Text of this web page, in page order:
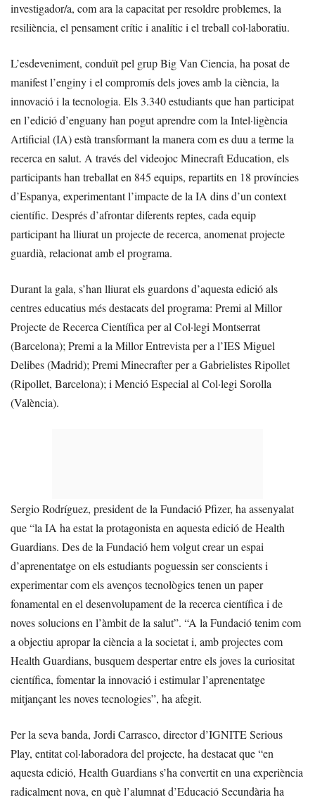
investigador/a, com ara la capacitat per resoldre problemes, la
resiliència, el pensament crític i analític i el treball col·laboratiu.
L’esdeveniment, conduït pel grup Big Van Ciencia, ha posat de
manifest l’enginy i el compromís dels joves amb la ciència, la
innovació i la tecnologia. Els 3.340 estudiants que han participat
en l’edició d’enguany han pogut aprendre com la Intel·ligència
Artificial (IA) està transformant la manera com es duu a terme la
recerca en salut. A través del videojoc Minecraft Education, els
participants han treballat en 845 equips, repartits en 18 províncies
d’Espanya, experimentant l’impacte de la IA dins d’un context
científic. Després d’afrontar diferents reptes, cada equip
participant ha lliurat un projecte de recerca, anomenat projecte
guardià, relacionat amb el programa.
Durant la gala, s’han lliurat els guardons d’aquesta edició als
centres educatius més destacats del programa: Premi al Millor
Projecte de Recerca Científica per al Col·legi Montserrat
(Barcelona); Premi a la Millor Entrevista per a l’IES Miguel
Delibes (Madrid); Premi Minecrafter per a Gabrielistes Ripollet
(Ripollet, Barcelona); i Menció Especial al Col·legi Sorolla
(València).
Sergio Rodríguez, president de la Fundació Pfizer, ha assenyalat
que “la IA ha estat la protagonista en aquesta edició de Health
Guardians. Des de la Fundació hem volgut crear un espai
d’aprenentatge on els estudiants poguessin ser conscients i
experimentar com els avenços tecnològics tenen un paper
fonamental en el desenvolupament de la recerca científica i de
noves solucions en l’àmbit de la salut”. “A la Fundació tenim com
a objectiu apropar la ciència a la societat i, amb projectes com
Health Guardians, busquem despertar entre els joves la curiositat
científica, fomentar la innovació i estimular l’aprenentatge
mitjançant les noves tecnologies”, ha afegit.
Per la seva banda, Jordi Carrasco, director d’IGNITE Serious
Play, entitat col·laboradora del projecte, ha destacat que “en
aquesta edició, Health Guardians s’ha convertit en una experiència
radicalment nova, en què l’alumnat d’Educació Secundària ha